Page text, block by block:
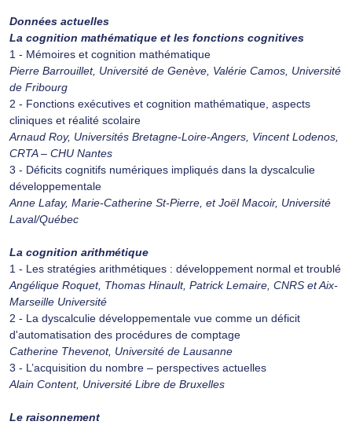
Données actuelles
La cognition mathématique et les fonctions cognitives
1 - Mémoires et cognition mathématique
Pierre Barrouillet, Université de Genève, Valérie Camos, Université
de Fribourg
2 - Fonctions exécutives et cognition mathématique, aspects
cliniques et réalité scolaire
Arnaud Roy, Universités Bretagne-Loire-Angers, Vincent Lodenos,
CRTA – CHU Nantes
3 - Déficits cognitifs numériques impliqués dans la dyscalculie
développementale
Anne Lafay, Marie-Catherine St-Pierre, et Joël Macoir, Université
Laval/Québec
La cognition arithmétique
1 - Les stratégies arithmétiques : développement normal et troublé
Angélique Roquet, Thomas Hinault, Patrick Lemaire, CNRS et Aix-
Marseille Université
2 - La dyscalculie développementale vue comme un déficit
d'automatisation des procédures de comptage
Catherine Thevenot, Université de Lausanne
3 - L’acquisition du nombre – perspectives actuelles
Alain Content, Université Libre de Bruxelles
Le raisonnement